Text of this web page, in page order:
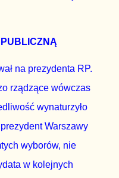
na prezydenta RP.
rządzące wówczas
wynaturzyło
Warszawy
wyborów, nie
w kolejnych